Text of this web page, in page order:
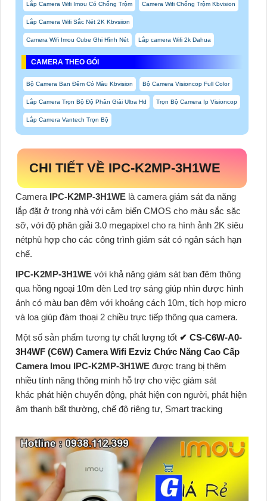
Lắp Camera Wifi Imou Có Chống Trộm Camera Wifi Chống Trộm Kbvision
Lắp Camera Wifi Sắc Nét 2K Kbvsiion
Camera Wifi Imou Cube Ghi Hình Nét Lắp camera Wifi 2k Dahua
CAMERA THEO GÓI
Bộ Camera Ban Đêm Có Màu Kbvision Bộ Camera Visioncop Full Color
Lắp Camera Trọn Bộ Độ Phân Giải Ultra Hd Trọn Bộ Camera Ip Visioncop
Lắp Camera Vantech Trọn Bộ
CHI TIẾT VỀ IPC-K2MP-3H1WE
Camera IPC-K2MP-3H1WE là camera giám sát đa năng
lắp đặt ở trong nhà với cảm biến CMOS cho màu sắc sặc
sỡ, với độ phân giải 3.0 megapixel cho ra hình ảnh 2K siêu
nétphù hợp cho các công trình giám sát có ngân sách hạn
chế.
IPC-K2MP-3H1WE với khả năng giám sát ban đêm thông
qua hồng ngoại 10m đèn Led trợ sáng giúp nhìn được hình
ảnh có màu ban đêm với khoảng cách 10m, tích hợp micro
và loa giúp đàm thoại 2 chiều trực tiếp thông qua camera.
Một số sản phẩm tương tự chất lượng tốt ✔ CS-C6W-A0-
3H4WF (C6W) Camera Wifi Ezviz Chức Năng Cao Cấp
Camera Imou IPC-K2MP-3H1WE được trang bị thêm
nhiều tính năng thông minh hỗ trợ cho việc giám sát
khác phát hiện chuyển động, phát hiện con người, phát hiện
âm thanh bất thường, chế độ riêng tư, Smart tracking